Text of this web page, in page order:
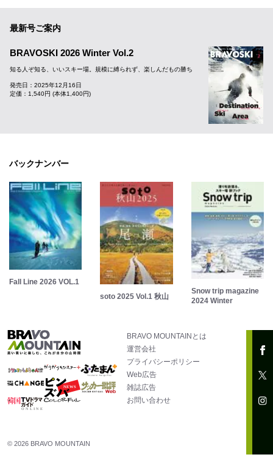
最新号ご案内
BRAVOSKI 2026 Winter Vol.2
知る人ぞ知る、いいスキー場。規模に縛られず、楽しんだもの勝ち
発売日：2025年12月16日
定価：1,540円 (本体1,400円)
バックナンバー
Fall Line 2026 VOL.1
soto 2025 Vol.1 秋山
Snow trip magazine
2024 Winter
BRAVO MOUNTAINとは
運営会社
プライバシーポリシー
Web広告
雑誌広告
お問い合わせ
© 2026 BRAVO MOUNTAIN